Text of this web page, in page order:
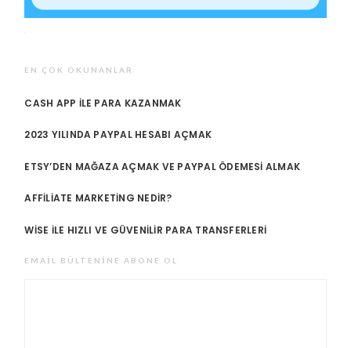
EN ÇOK OKUNANLAR
CASH APP ILE PARA KAZANMAK
2023 YILINDA PAYPAL HESABI AÇMAK
ETSY’DEN MAĞAZA AÇMAK VE PAYPAL ÖDEMESI ALMAK
AFFILIATE MARKETING NEDIR?
WISE ILE HIZLI VE GÜVENILIR PARA TRANSFERLERI
EMAIL BÜLTENINE ABONE OL